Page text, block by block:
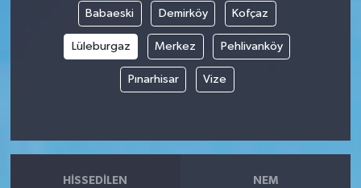
Babaeski Demirköy Kofçaz
Lüleburgaz Merkez Pehlivanköy
Pınarhisar Vize
HISSEDILEN NEM
Spor